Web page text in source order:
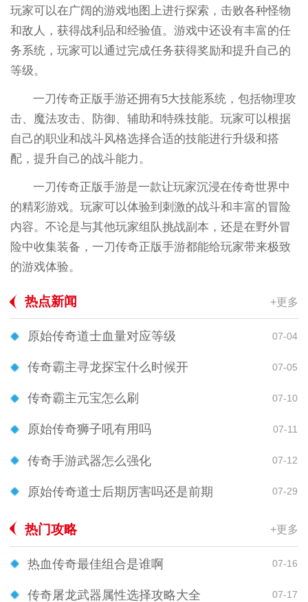
玩家可以在广阔的游戏地图上进行探索，击败各种怪物
和敌人，获得战利品和经验值。游戏中还设有丰富的任
务系统，玩家可以通过完成任务获得奖励和提升自己的
等级。
一刀传奇正版手游还拥有5大技能系统，包括物理攻
击、魔法攻击、防御、辅助和特殊技能。玩家可以根据
自己的职业和战斗风格选择合适的技能进行升级和搭
配，提升自己的战斗能力。
一刀传奇正版手游是一款让玩家沉浸在传奇世界中
的精彩游戏。玩家可以体验到刺激的战斗和丰富的冒险
内容。不论是与其他玩家组队挑战副本，还是在野外冒
险中收集装备，一刀传奇正版手游都能给玩家带来极致
的游戏体验。
热点新闻 +更多
原始传奇道士血量对应等级 07-04
传奇霸主寻龙探宝什么时候开 07-05
传奇霸主元宝怎么刷 07-10
原始传奇狮子吼有用吗 07-11
传奇手游武器怎么强化 07-12
原始传奇道士后期厉害吗还是前期 07-29
热门攻略 +更多
热血传奇最佳组合是谁啊 07-16
传奇屠龙武器属性选择攻略大全 07-17